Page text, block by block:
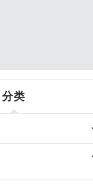
分类